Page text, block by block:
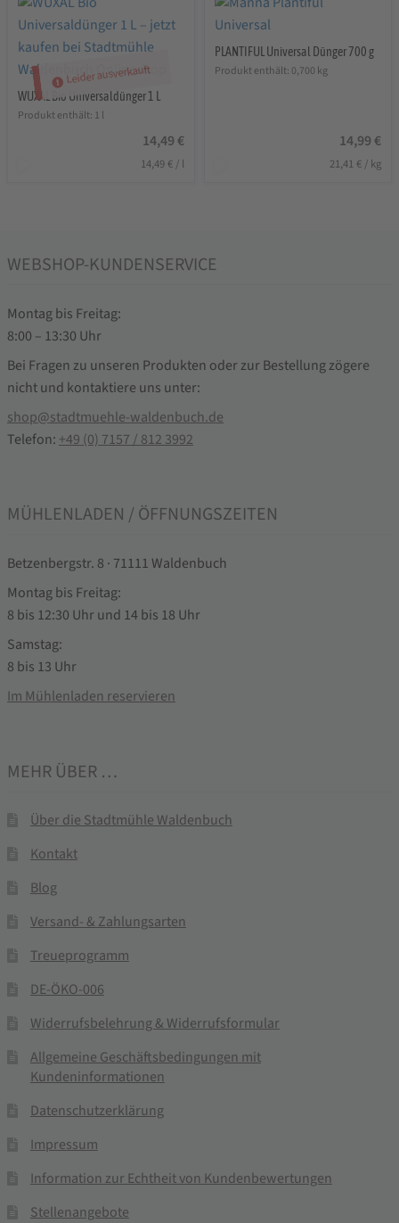
Leider ausverkauft
WUXAL Bio Universaldünger 1 L
Produkt enthält: 1 l
14,49 €
14,49 € / l
PLANTIFUL Universal Dünger 700 g
Produkt enthält: 0,700 kg
14,99 €
21,41 €/ kg
WEBSHOP-KUNDENSERVICE
Montag bis Freitag:
8:00 – 13:30 Uhr
Bei Fragen zu unseren Produkten oder zur Bestellung zögere
nicht und kontaktiere uns unter:
shop@stadtmuehle-waldenbuch.de
Telefon: +49 (0) 7157 / 812 3992
MÜHLENLADEN / ÖFFNUNGSZEITEN
Betzenbergstr. 8 · 71111 Waldenbuch
Montag bis Freitag:
8 bis 12:30 Uhr und 14 bis 18 Uhr
Samstag:
8 bis 13 Uhr
Im Mühlenladen reservieren
MEHR ÜBER …
Über die Stadtmühle Waldenbuch
Kontakt
Blog
Versand- & Zahlungsarten
Treueprogramm
DE-ÖKO-006
Widerrufsbelehrung & Widerrufsformular
Allgemeine Geschäftsbedingungen mit
Kundeninformationen
Datenschutzerklärung
Impressum
Information zur Echtheit von Kundenbewertungen
Stellenangebote